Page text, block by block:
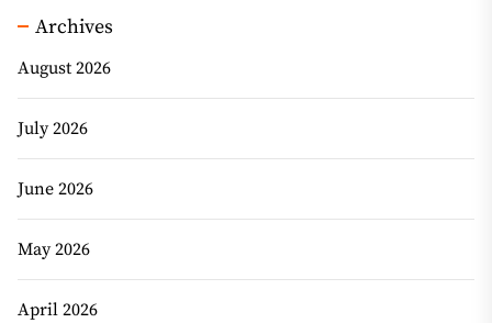
Archives
August 2026
July 2026
June 2026
May 2026
April 2026